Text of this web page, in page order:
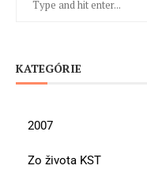
KATEGÓRIE
2007
Zo života KST